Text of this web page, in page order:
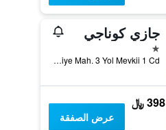
جازي كوناجي
نجمة واحدة
Sehidiye Mah. 3 Yol Mevkii 1 Cd., ماردين, تركيا
398 ﷼
عرض الصفقة